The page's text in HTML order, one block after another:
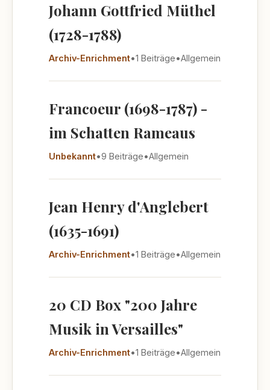
Johann Gottfried Müthel
(1728-1788)
Archiv-Enrichment•1 Beiträge•Allgemein
Francoeur (1698-1787) -
im Schatten Rameaus
Unbekannt•9 Beiträge•Allgemein
Jean Henry d'Anglebert
(1635-1691)
Archiv-Enrichment•1 Beiträge•Allgemein
20 CD Box "200 Jahre
Musik in Versailles"
Archiv-Enrichment•1 Beiträge•Allgemein